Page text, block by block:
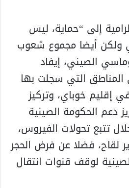
إلى “حماية، ليس
ولكن أيضا مجموع شعوب
الصيني، إيفاد
المناطق التي سجلت بها
إقليم خوباي، وتركيز
دعم الحكومة الصينية
تتبع تحولات الفيروس،
لقاح، فضلا عن فرض الحجر
لوقف قنوات انتقال